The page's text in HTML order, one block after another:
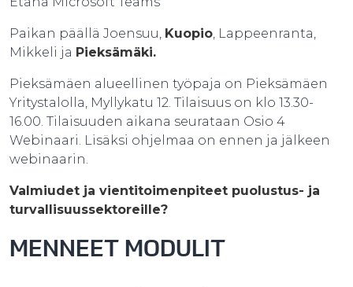
Paikan päällä Joensuu, Kuopio, Lappeenranta,
Mikkeli ja Pieksämäki.
Pieksämäen alueellinen työpaja on Pieksämäen
Yritystalolla, Myllykatu 12. Tilaisuus on klo 13.30-
16.00. Tilaisuuden aikana seurataan Osio 4
Webinaari. Lisäksi ohjelmaa on ennen ja jälkeen
webinaarin.
Valmiudet ja vientitoimenpiteet puolustus- ja
turvallisuussektoreille?
MENNEET MODULIT